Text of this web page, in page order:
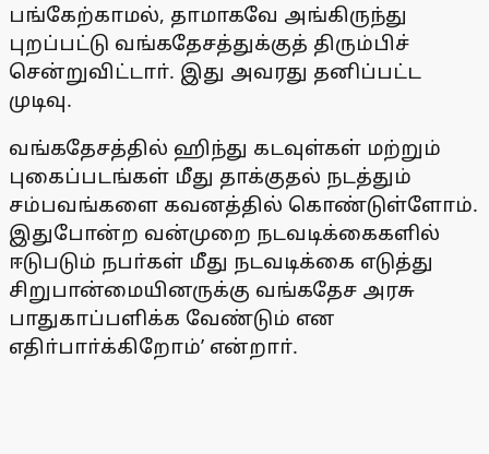
பங்கேற்காமல், தாமாகவே அங்கிருந்து
புறப்பட்டு வங்கதேசத்துக்குத் திரும்பிச்
சென்றுவிட்டாா். இது அவரது தனிப்பட்ட
முடிவு.
வங்கதேசத்தில் ஹிந்து கடவுள்கள் மற்றும்
புகைப்படங்கள் மீது தாக்குதல் நடத்தும்
சம்பவங்களை கவனத்தில் கொண்டுள்ளோம்.
இதுபோன்ற வன்முறை நடவடிக்கைகளில்
ஈடுபடும் நபா்கள் மீது நடவடிக்கை எடுத்து
சிறுபான்மையினருக்கு வங்கதேச அரசு
பாதுகாப்பளிக்க வேண்டும் என
எதிா்பாா்க்கிறோம்’ என்றாா்.